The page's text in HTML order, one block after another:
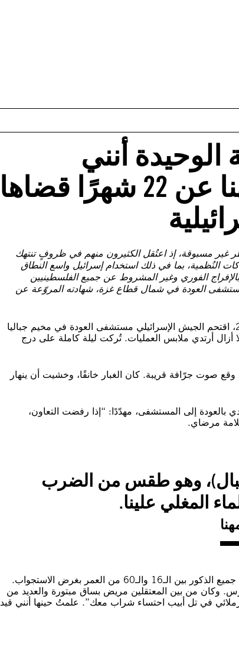
الوحيدة أنني
طبيب”: الدكتور أحمد مهنا عن 22 شهرًا قضاها
غير مسبوقة، إذ اعتُقل الكثيرون منهم في ظروفٍ تنتهك
النُظمية، بما في ذلك استخدام إسرائيل واسع النطاق
الفوري وغير المشروط عن جميع الفلسطينيين
لمستشفى العودة في شمال قطاع غزة، شهادته المروّعة عن
في حوالي الساعة الرابعة من مساء يوم 16 ديسمبر/كانون الأول 2023، اقتحم الجيش الإسرائيلي مستشفى العودة في مخيم جباليا
أرتدي ملابس العمليات. تُركت ليلة كاملة على درج
وقع صوت جرّافة قريبة. كان الغبار خانقًا، وخشيت أن ينهار
بالعودة إلى المستشفى، مهدّدًا: “إذا رفضت التعاون،
مرضاي.
وهو طقس من الضرب
المغلي علينا.
أُجبرت على تقديم قائمة بأسماء كلّ من كان في المنشأة، وعلى مناداة جميع الذكور بين الـ16 والـ60 من العمر بغرض الاستجواب.
وكان من بين المعتقلين مريض بساق مبتورة والعديد من
في تل أبيب احتساء شراب معك”. علمتُ حينها أنني قيد